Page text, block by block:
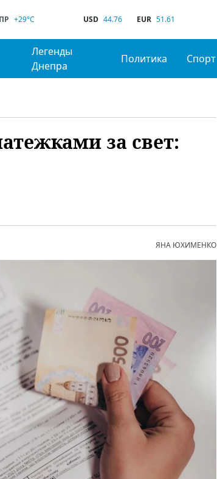
+29°C USD 44.76 EUR 51.61
Легенды
Днепра
Политика Спорт
за свет:
ЯНА ЮХИМЕНКО